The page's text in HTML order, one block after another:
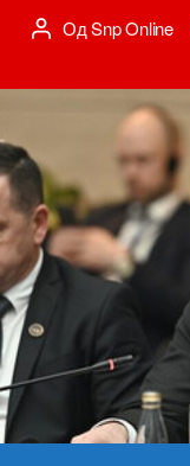
Аутор
ОдSnp Online